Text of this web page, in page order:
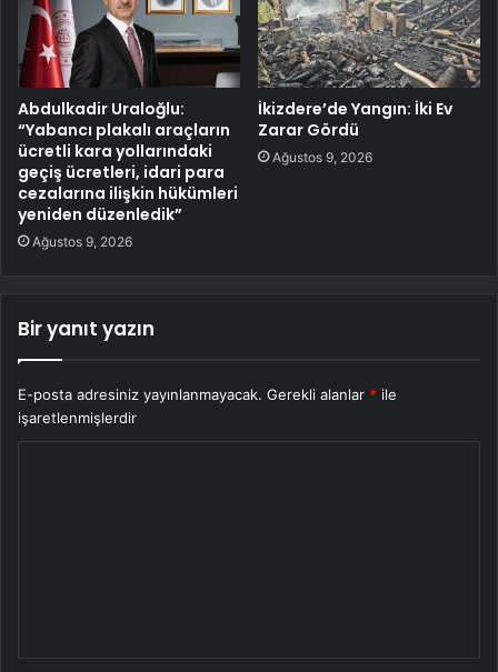
Abdulkadir Uraloğlu:
“Yabancı plakalı araçların
ücretli kara yollarındaki
geçiş ücretleri, idari para
cezalarına ilişkin hükümleri
yeniden düzenledik”
Ağustos 9, 2026
İkizdere’de Yangın: İki Ev
Zarar Gördü
Ağustos 9, 2026
Bir yanıt yazın
E-posta adresiniz yayınlanmayacak. Gerekli alanlar * ile
işaretlenmişlerdir